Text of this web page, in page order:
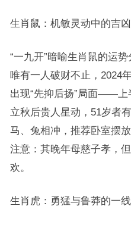
生肖鼠：机敏灵动中的吉
“一九开”暗喻生肖鼠的运
唯有一人破财不止，2024
出现“先抑后扬”局面——上
立秋后贵人星动，51岁者
马、兔相冲，推荐卧室摆
注意：其晚年母慈子孝，
欢。
生肖虎：勇猛与鲁莽的一